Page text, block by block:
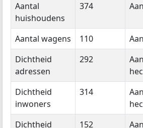
Aantal
huishoudens
374
Aantal wagens 110
Dichtheid
adressen
292
Dichtheid
inwoners
314
Dichtheid
152